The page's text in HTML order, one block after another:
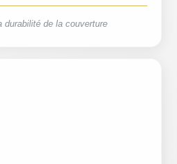
durabilité de la couverture